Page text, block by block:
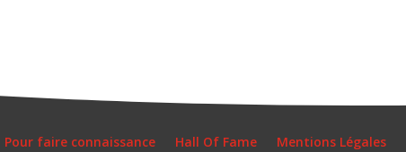
Pour faire connaissance Hall Of Fame Mentions Légales